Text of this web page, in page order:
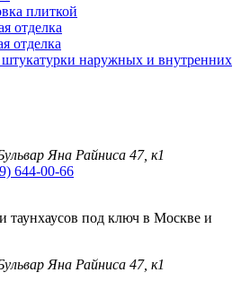
плиткой
отделка
отделка
наружных и внутренних
Яна Райниса 47, к1
644-00-66
таунхаусов под ключ в Москве и
Яна Райниса 47, к1